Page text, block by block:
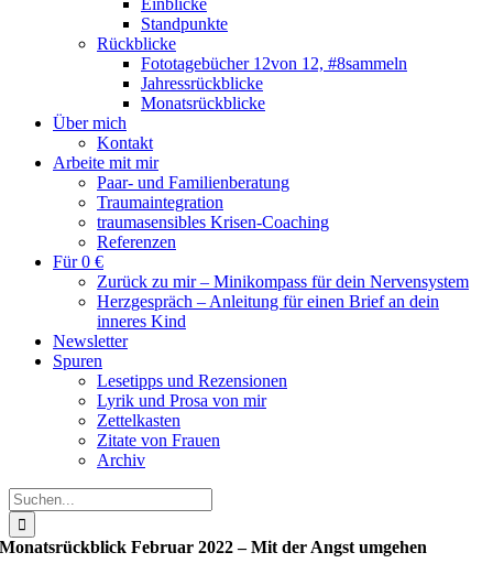
Einblicke
Standpunkte
Rückblicke
Fototagebücher 12von 12, #8sammeln
Jahressrückblicke
Monatsrückblicke
Über mich
Kontakt
Arbeite mit mir
Paar- und Familienberatung
Traumaintegration
traumasensibles Krisen-Coaching
Referenzen
Für 0 €
Zurück zu mir – Minikompass für dein Nervensystem
Herzgespräch – Anleitung für einen Brief an dein
inneres Kind
Newsletter
Spuren
Lesetipps und Rezensionen
Lyrik und Prosa von mir
Zettelkasten
Zitate von Frauen
Archiv
Suche
nach:
Monatsrückblick Februar 2022 – Mit der Angst umgehen